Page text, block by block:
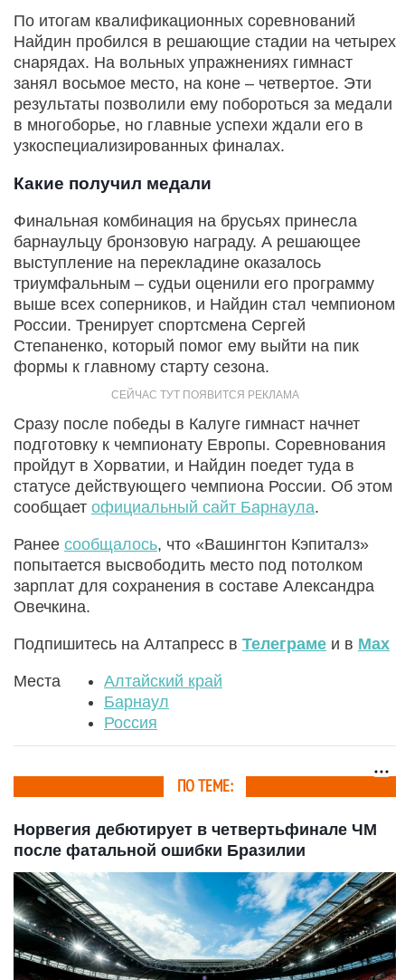
По итогам квалификационных соревнований
Найдин пробился в решающие стадии на четырех
снарядах. На вольных упражнениях гимнаст
занял восьмое место, на коне – четвертое. Эти
результаты позволили ему побороться за медали
в многоборье, но главные успехи ждали его в
узкоспециализированных финалах.
Какие получил медали
Финальная комбинация на брусьях принесла
барнаульцу бронзовую награду. А решающее
выступление на перекладине оказалось
триумфальным – судьи оценили его программу
выше всех соперников, и Найдин стал чемпионом
России. Тренирует спортсмена Сергей
Степаненко, который помог ему выйти на пик
формы к главному старту сезона.
Сразу после победы в Калуге гимнаст начнет
подготовку к чемпионату Европы. Соревнования
пройдут в Хорватии, и Найдин поедет туда в
статусе действующего чемпиона России. Об этом
сообщает официальный сайт Барнаула.
Ранее сообщалось, что «Вашингтон Кэпиталз»
попытается высвободить место под потолком
зарплат для сохранения в составе Александра
Овечкина.
Подпишитесь на Алтапресс в Телеграме и в Max
Места
Алтайский край
Барнаул
Россия
ПО ТЕМЕ:
Норвегия дебютирует в четвертьфинале ЧМ
после фатальной ошибки Бразилии